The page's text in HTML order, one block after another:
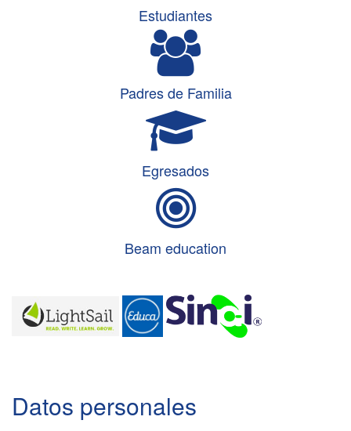
Estudiantes
Padres de Familia
Egresados
Beam education
Datos personales